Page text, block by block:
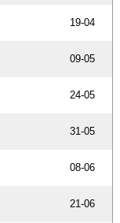
19-04
09-05
24-05
31-05
08-06
21-06